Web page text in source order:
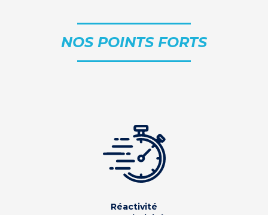
NOS POINTS FORTS
Réactivité